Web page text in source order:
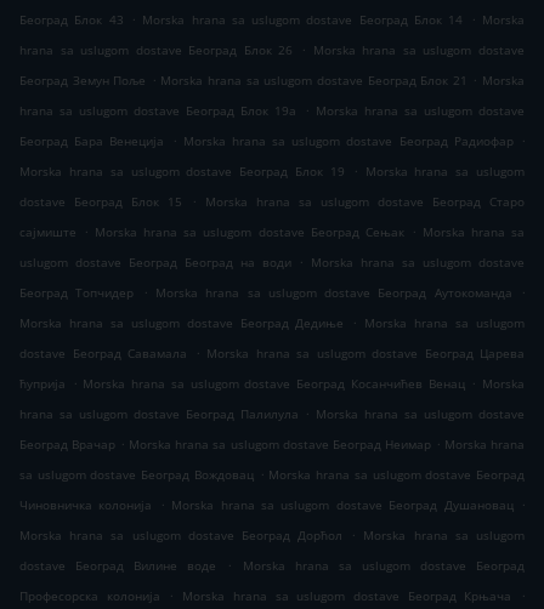
Београд Блок 43
. Morska hrana sa uslugom dostave Београд Блок 14 . Morska
hrana sa uslugom dostave Београд Блок 26
. Morska hrana sa uslugom dostave
Београд Земун Поље . Morska hrana sa uslugom dostave Београд Блок 21 . Morska
hrana sa uslugom dostave Београд Блок 19а
. Morska hrana sa uslugom dostave
Београд Бара Венеција
. Morska hrana sa uslugom dostave Београд Радиофар
.
Morska hrana sa uslugom dostave Београд Блок 19
. Morska hrana sa uslugom
dostave Београд Блок 15
.
Morska hrana sa uslugom dostave Београд Старо
сајмиште
. Morska hrana sa uslugom dostave Београд Сењак . Morska hrana sa
uslugom dostave Београд Београд на води
. Morska hrana sa uslugom dostave
Београд Топчидер
. Morska hrana sa uslugom dostave Београд Аутокоманда
.
Morska hrana sa uslugom dostave Београд Дедиње
. Morska hrana sa uslugom
dostave Београд Савамала
. Morska hrana sa uslugom dostave Београд Царева
ћуприја
. Morska hrana sa uslugom dostave Београд Косанчићев Венац . Morska
hrana sa uslugom dostave Београд Палилула . Morska hrana sa uslugom dostave
Београд Врачар . Morska hrana sa uslugom dostave Београд Неимар . Morska hrana
sa uslugom dostave Београд Вождовац . Morska hrana sa uslugom dostave Београд
Чиновничка колонија
. Morska hrana sa uslugom dostave Београд Душановац .
Morska hrana sa uslugom dostave Београд Дорћол
. Morska hrana sa uslugom
dostave Београд Вилине воде
.
Morska hrana sa uslugom dostave Београд
Професорска колонија
. Morska hrana sa uslugom dostave Београд Крњача
.